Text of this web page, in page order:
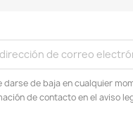
darse de baja en cualquier
de contacto en el aviso